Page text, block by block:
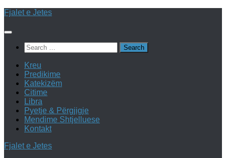
Skip
content
Fjalet e Jetes
Search
for:
Kreu
Predikime
Katekizëm
Citime
Libra
Pyetje & Përgjigje
Mendime Shtjelluese
Kontakt
Fjalet e Jetes